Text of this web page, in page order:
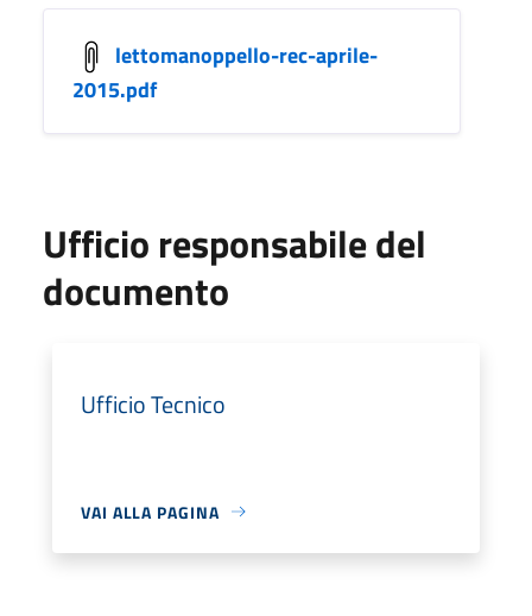
lettomanoppello-rec-aprile-
2015.pdf
Ufficio responsabile del
documento
Ufficio Tecnico
VAI ALLA PAGINA